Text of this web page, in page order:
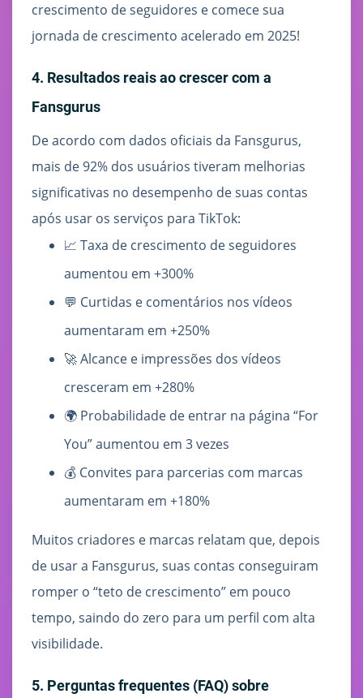
crescimento de seguidores e comece sua
jornada de crescimento acelerado em 2025!
4. Resultados reais ao crescer com a
Fansgurus
De acordo com dados oficiais da Fansgurus,
mais de 92% dos usuários tiveram melhorias
significativas no desempenho de suas contas
após usar os serviços para TikTok:
📈 Taxa de crescimento de seguidores
aumentou em +300%
💬 Curtidas e comentários nos vídeos
aumentaram em +250%
🚀 Alcance e impressões dos vídeos
cresceram em +280%
🌍 Probabilidade de entrar na página “For
You” aumentou em 3 vezes
💰 Convites para parcerias com marcas
aumentaram em +180%
Muitos criadores e marcas relatam que, depois
de usar a Fansgurus, suas contas conseguiram
romper o “teto de crescimento” em pouco
tempo, saindo do zero para um perfil com alta
visibilidade.
5. Perguntas frequentes (FAQ) sobre